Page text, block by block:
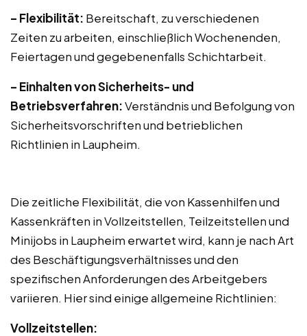
– Flexibilität: Bereitschaft, zu verschiedenen
Zeiten zu arbeiten, einschließlich Wochenenden,
Feiertagen und gegebenenfalls Schichtarbeit.
– Einhalten von Sicherheits- und
Betriebsverfahren:Verständnis und Befolgung von
Sicherheitsvorschriften und betrieblichen
Richtlinien in Laupheim.
Die zeitliche Flexibilität, die von Kassenhilfen und
Kassenkräften in Vollzeitstellen, Teilzeitstellen und
Minijobs in Laupheim erwartet wird, kann je nach Art
des Beschäftigungsverhältnisses und den
spezifischen Anforderungen des Arbeitgebers
variieren. Hier sind einige allgemeine Richtlinien:
Vollzeitstellen: